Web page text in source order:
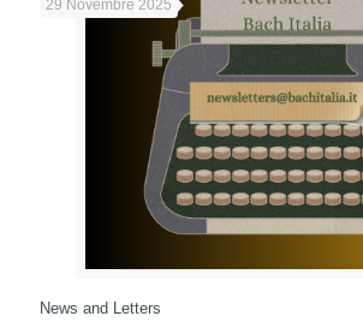
29 Novembre 2025
News and Letters